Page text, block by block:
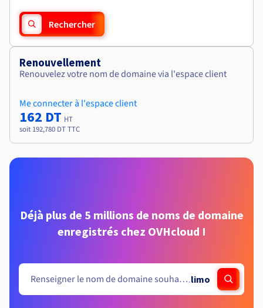
Rechercher
Renouvellement
Renouvelez votre nom de domaine via l'espace client
Me connecter à l'espace client
162 DT HT
soit 192,780 DT TTC
Déjà plus de 5 millions de noms de domaine
enregistrés chez OVHcloud !
.limo